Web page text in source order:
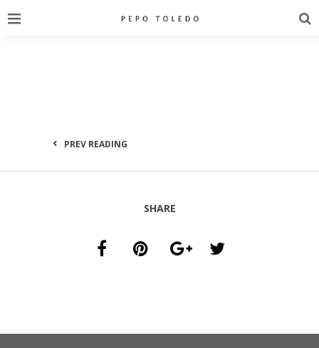
PREV READING
SHARE